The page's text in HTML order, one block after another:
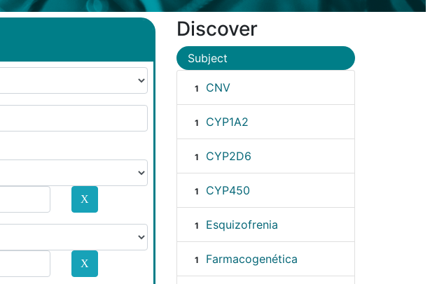
Discover
Subject
1 CNV
1 CYP1A2
1 CYP2D6
1 CYP450
1 Esquizofrenia
1 Farmacogenética